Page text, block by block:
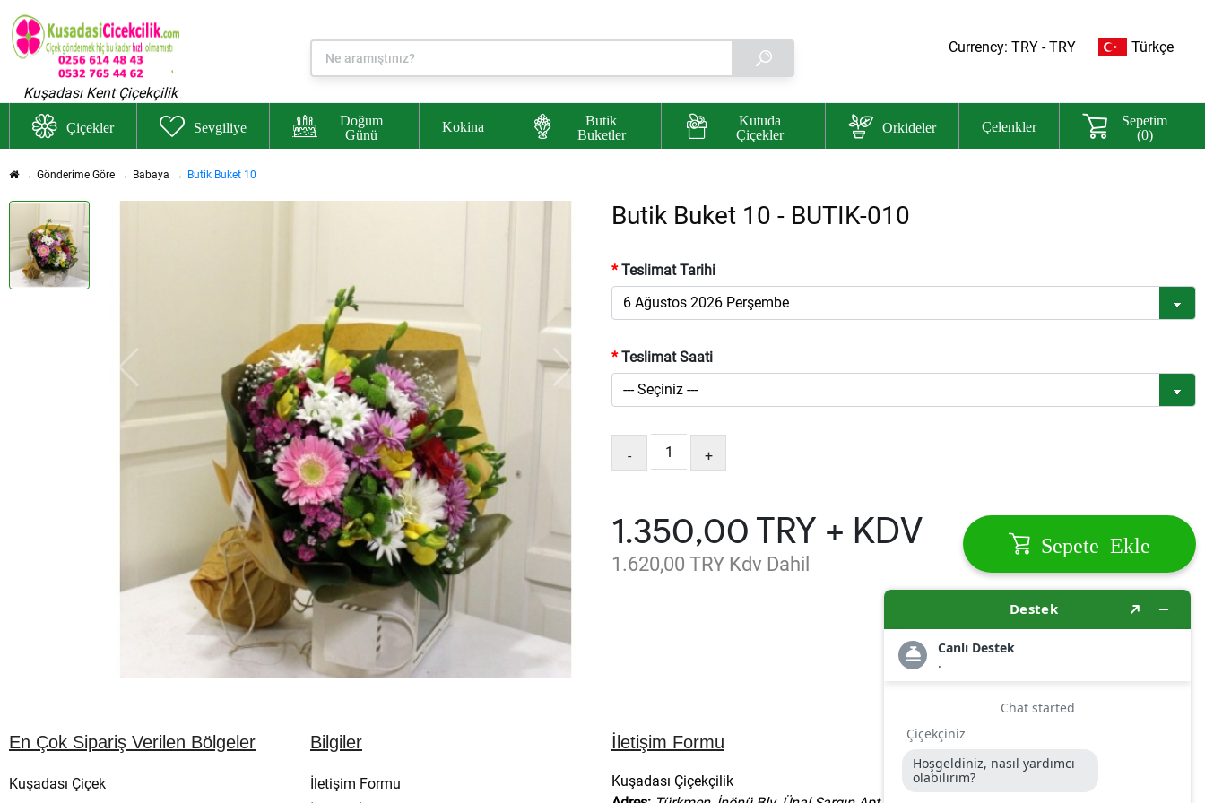
Kuşadası Kent Çiçekçilik
Currency: TRY - TRY Türkçe
Çiçekler Sevgiliye
Doğum
Günü
Kokina
Butik
Buketler
Kutuda
Çiçekler
Orkideler Çelenkler
Sepetim
(0)
Gönderime Göre Babaya Butik Buket 10
Butik Buket 10 - BUTIK-010
Teslimat Tarihi
Teslimat Saati
- +
1.350,00 TRY + KDV
1.620,00 TRY Kdv Dahil
Sepete Ekle
En Çok Sipariş Verilen Bölgeler
Kuşadası Çiçek
Bilgiler
İletişim Formu
İletişim Formu
Kuşadası Çiçekçilik